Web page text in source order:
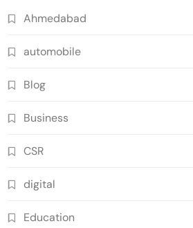
Ahmedabad
automobile
Blog
Business
CSR
digital
Education